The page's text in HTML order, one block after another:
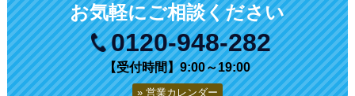
お気軽にご相談ください
0120-948-282
【受付時間】9:00～19:00
営業カレンダー